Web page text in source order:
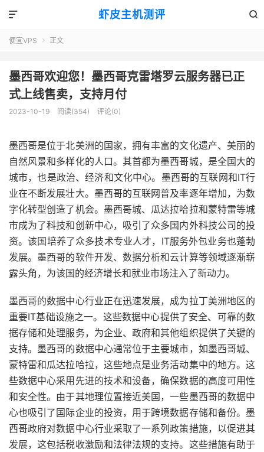
虾皮主机测评 

便宜VPS  正文
墨西哥欢迎您！墨西哥克雷塔罗云服务器已正
式上线售卖，支持月付
2023-10-19 阅读(354) 评论(0)
墨西哥是位于北美洲的国家，拥有丰富的文化遗产、美丽的
自然风景和多样化的人口。其首都为墨西哥城，是全国大的
城市，也是政治、经济和文化中心。墨西哥的互联网和IT行
业在不断发展壮大。墨西哥的互联网普及率逐年增加，为数
字化转型创造了机会。墨西哥城、瓜达拉哈拉和蒙特雷等城
市成为了科技和创新中心，吸引了众多国内外科技公司的投
资。该国培养了众多技术专业人才，IT服务外包业务也蓬勃
发展。墨西哥的软件开发、数据分析和云计算等领域逐渐崭
露头角，为该国的经济增长和就业市场注入了新动力。
墨西哥的数据中心行业正在迅速发展，成为拉丁美洲地区的
重要IT基础设施之一。这些数据中心提供了安全、可靠的数
据存储和处理服务，为企业、政府和其他组织提供了关键的
支持。墨西哥的数据中心通常位于主要城市，如墨西哥城、
蒙特雷和瓜达拉哈拉，这些地点是业务活动集中的地方。这
些数据中心采用先进的技术和设备，确保数据的高度可用性
和安全性。由于其地理位置接近美国，一些墨西哥的数据中
心也吸引了国际企业的投资，用于跨境数据存储和备份。墨
西哥政府对数据中心行业采取了一系列政策措施，以促进其
发展，这包括税收激励和法律法规的支持。这些措施有助于